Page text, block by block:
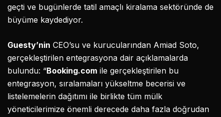
geçti ve bugünlerde tatil amaçlı kiralama sektöründe de
büyüme kaydediyor.
Guesty’nin CEO’su ve kurucularından Amiad Soto,
gerçekleştirilen entegrasyona dair açıklamalarda
bulundu: “Booking.com ile gerçekleştirilen bu
entegrasyon, sıralamaları yükseltme becerisi ve
listelemelerin dağıtımı ile birlikte tüm mülk
yöneticilerimize önemli derecede daha fazla doğrudan